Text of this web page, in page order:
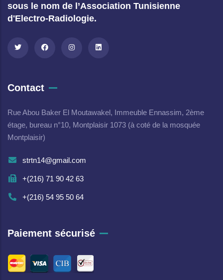
sous le nom de l’Association Tunisienne
d'Electro-Radiologie.
Contact
Rue Abou Baker El Moutawakel, Immeuble Ennassim, 2ème
étage, bureau n°10, Montplaisir 1073 (à coté de la mosquée
Montplaisir)
strtn14@gmail.com
+(216) 71 90 42 63
+(216) 54 95 50 64
Paiement sécurisé